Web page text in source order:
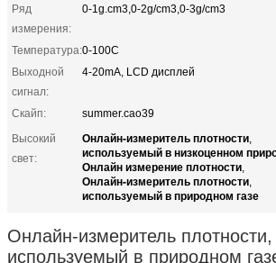
Ряд
измерения:
0-1g.cm3,0-2g/cm3,0-3g/cm3
Температура:0-100C
Выходной
сигнал:
4-20mA, LCD дисплей
Скайп:
summer.cao39
Высокий
свет:
Онлайн-измеритель плотности,
используемый в низкоценном
Онлайн измерение плотности,
Онлайн-измеритель плотности,
используемый в природном газе
Онлайн-измеритель плотности,
используемый в природном